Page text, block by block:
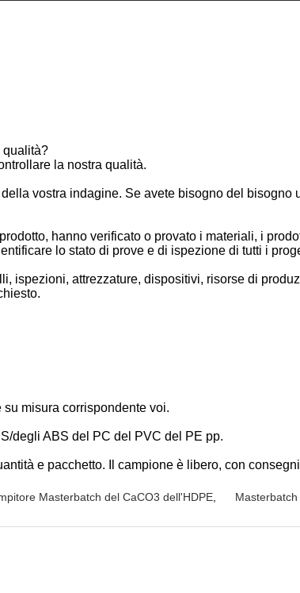
qualità?
la nostra qualità.
vostra indagine. Se avete bisogno del
hanno verificato o provato i materiali, i
lo stato di prove e di ispezione di tutti i
ispezioni, attrezzature, dispositivi, risorse di
misura corrispondente voi.
degli ABS del PC del PVC del PE pp.
e pacchetto. Il campione è libero, con
Masterbatch del CaCO3 dell'HDPE